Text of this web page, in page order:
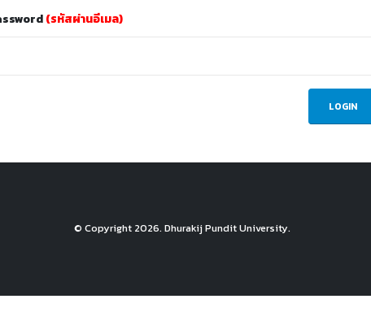
(รหัสผ่านอีเมล)
© Copyright 2026. Dhurakij Pundit University.